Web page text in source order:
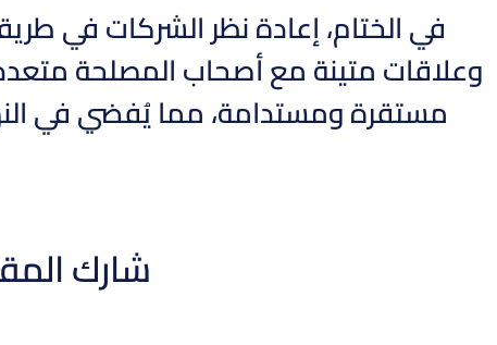
في الختام، إعادة نظر الشركات في
وعلاقات متينة مع أصحاب المصلحة
مستقرة ومستدامة، مما يُفضي في
شارك